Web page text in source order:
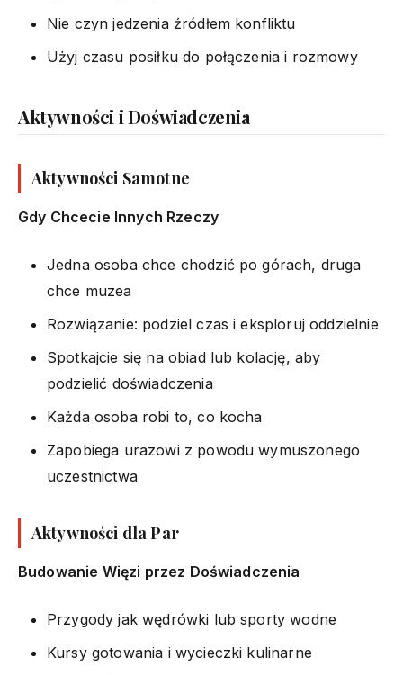
Nie czyn jedzenia źródłem konfliktu
Użyj czasu posiłku do połączenia i rozmowy
Aktywności i Doświadczenia
Aktywności Samotne
Gdy Chcecie Innych Rzeczy
Jedna osoba chce chodzić po górach, druga
chce muzea
Rozwiązanie: podziel czas i eksploruj oddzielnie
Spotkajcie się na obiad lub kolację, aby
podzielić doświadczenia
Każda osoba robi to, co kocha
Zapobiega urazowi z powodu wymuszonego
uczestnictwa
Aktywności dla Par
Budowanie Więzi przez Doświadczenia
Przygody jak wędrówki lub sporty wodne
Kursy gotowania i wycieczki kulinarne